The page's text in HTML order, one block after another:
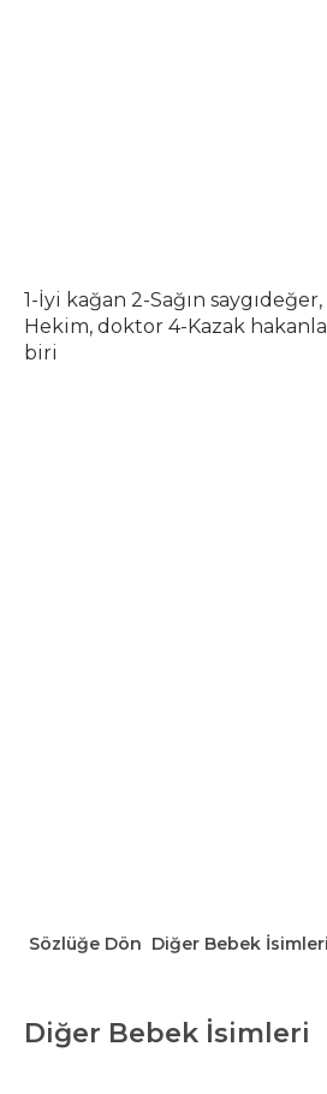
1-İyi kağan 2-Sağın
Hekim, doktor 4-Kazak
biri
Sözlüğe Dön Diğer Bebek İsimleri
Diğer Bebek İsimleri